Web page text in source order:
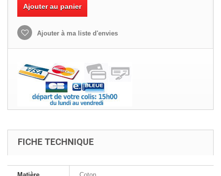
Ajouter au panier
Ajouter à ma liste d'envies
FICHE TECHNIQUE